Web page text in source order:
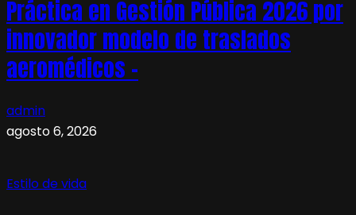
Práctica en Gestión Pública 2026 por
innovador modelo de traslados
aeromédicos –
admin
agosto 6, 2026
Estilo de vida